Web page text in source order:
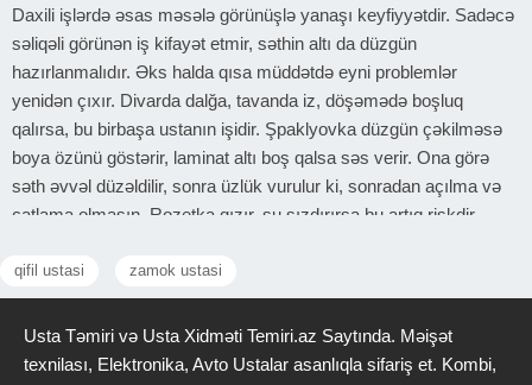
Daxili işlərdə əsas məsələ görünüşlə yanaşı keyfiyyətdir. Sadəcə
səliqəli görünən iş kifayət etmir, səthin altı da düzgün
hazırlanmalıdır. Əks halda qısa müddətdə eyni problemlər
yenidən çıxır. Divarda dalğa, tavanda iz, döşəmədə boşluq
qalırsa, bu birbaşa ustanın işidir. Şpaklyovka düzgün çəkilməsə
boya özünü göstərir, laminat altı boş qalsa səs verir. Ona görə
səth əvvəl düzəldilir, sonra üzlük vurulur ki, sonradan açılma və
çatlama olmasın. Rozetka qızır, su sızdırırsa bu artıq riskdir.
baha başa gəlir. Düzgün çəkilməyən sistem ya tez sıradan çıxır,
ya da evə ziyan verir.
Mebel yerinə oturmursa, keçidlər dar qalırsa, bu planlama
səhvidir. Təmir başlamazdan əvvəl hər detal düşünülməlidir. Əks
qifil ustasi zamok ustasi
Usta Təmiri və Usta Xidməti Temiri.az Saytında. Məişət
texnilası, Elektronika, Avto Ustalar asanlıqla sifariş et. Kombi,